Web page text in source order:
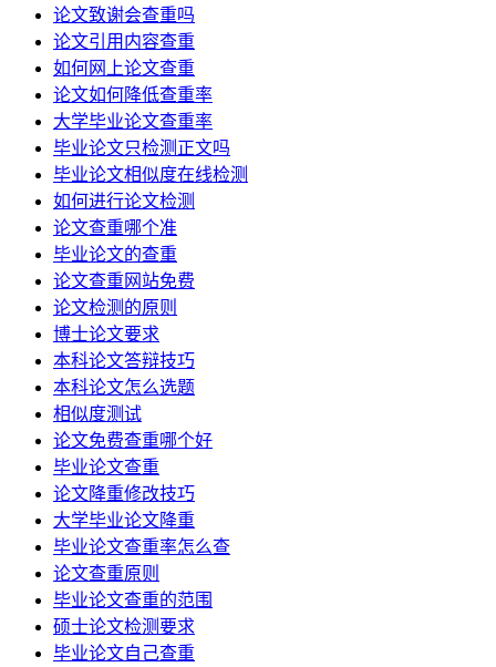
论文致谢会查重吗
论文引用内容查重
如何网上论文查重
论文如何降低查重率
大学毕业论文查重率
毕业论文只检测正文吗
毕业论文相似度在线检测
如何进行论文检测
论文查重哪个准
毕业论文的查重
论文查重网站免费
论文检测的原则
博士论文要求
本科论文答辩技巧
本科论文怎么选题
相似度测试
论文免费查重哪个好
毕业论文查重
论文降重修改技巧
大学毕业论文降重
毕业论文查重率怎么查
论文查重原则
毕业论文查重的范围
硕士论文检测要求
毕业论文自己查重